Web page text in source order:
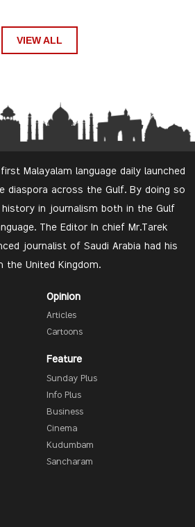
VIEW ALL
Malayalam language daily launched
diaspora across the Gulf. By doing so
history in journalism both in the Gulf
The Editor In chief Mr.Tarek
journalist of Saudi Arabia had his
the United Kingdom.
Opinion
Articles
Cartoons
Feature
Sunday Plus
Info Plus
Business
Cinema
Kudumbam
Sancharam